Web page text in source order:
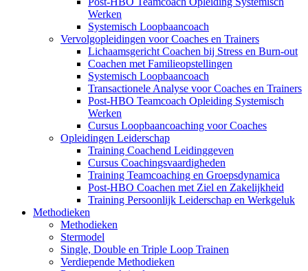
Werken
Systemisch Loopbaancoach
Vervolgopleidingen voor Coaches en Trainers
Lichaamsgericht Coachen bij Stress en Burn-out
Coachen met Familieopstellingen
Systemisch Loopbaancoach
Transactionele Analyse voor Coaches en Trainers
Post-HBO Teamcoach Opleiding Systemisch
Werken
Cursus Loopbaancoaching voor Coaches
Opleidingen Leiderschap
Training Coachend Leidinggeven
Cursus Coachingsvaardigheden
Training Teamcoaching en Groepsdynamica
Post-HBO Coachen met Ziel en Zakelijkheid
Training Persoonlijk Leiderschap en Werkgeluk
Methodieken
Methodieken
Stermodel
Single, Double en Triple Loop Trainen
Verdiepende Methodieken